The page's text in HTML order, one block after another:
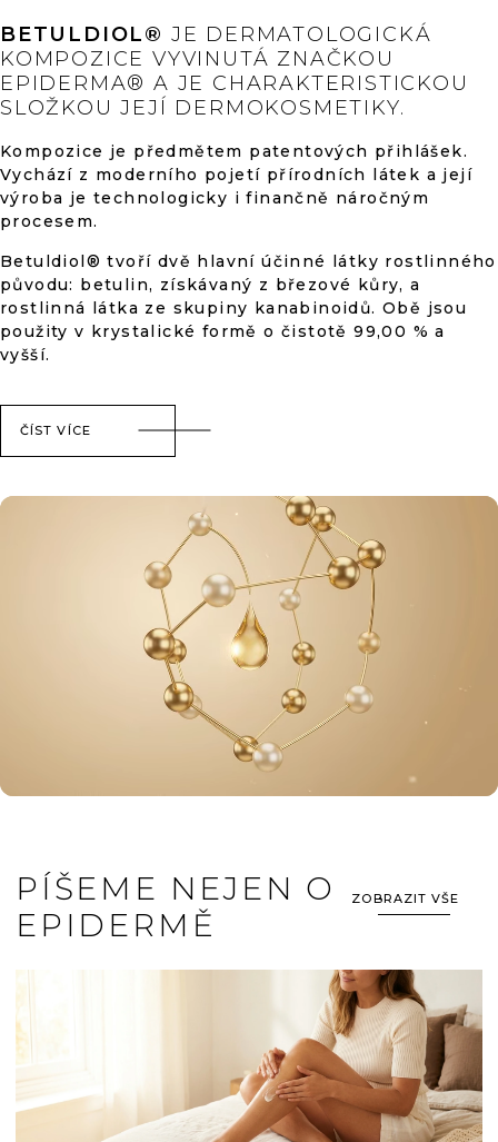
hvězdiček.
V
Ý
P
I
S
BETULDIOL® JE DERMATOLOGICKÁ
KOMPOZICE VYVINUTÁ ZNAČKOU
EPIDERMA® A JE CHARAKTERISTICKOU
SLOŽKOU JEJÍ DERMOKOSMETIKY.
Kompozice je předmětem patentových přihlášek.
Vychází z moderního pojetí přírodních látek a její
výroba je technologicky i finančně náročným
procesem.
Betuldiol® tvoří dvě hlavní účinné látky rostlinného
původu: betulin, získávaný z březové kůry, a
rostlinná látka ze skupiny kanabinoidů. Obě jsou
použity v krystalické formě o čistotě 99,00 % a
vyšší.
ČÍST VÍCE
PÍŠEME NEJEN O
EPIDERMĚ
ZOBRAZIT VŠE